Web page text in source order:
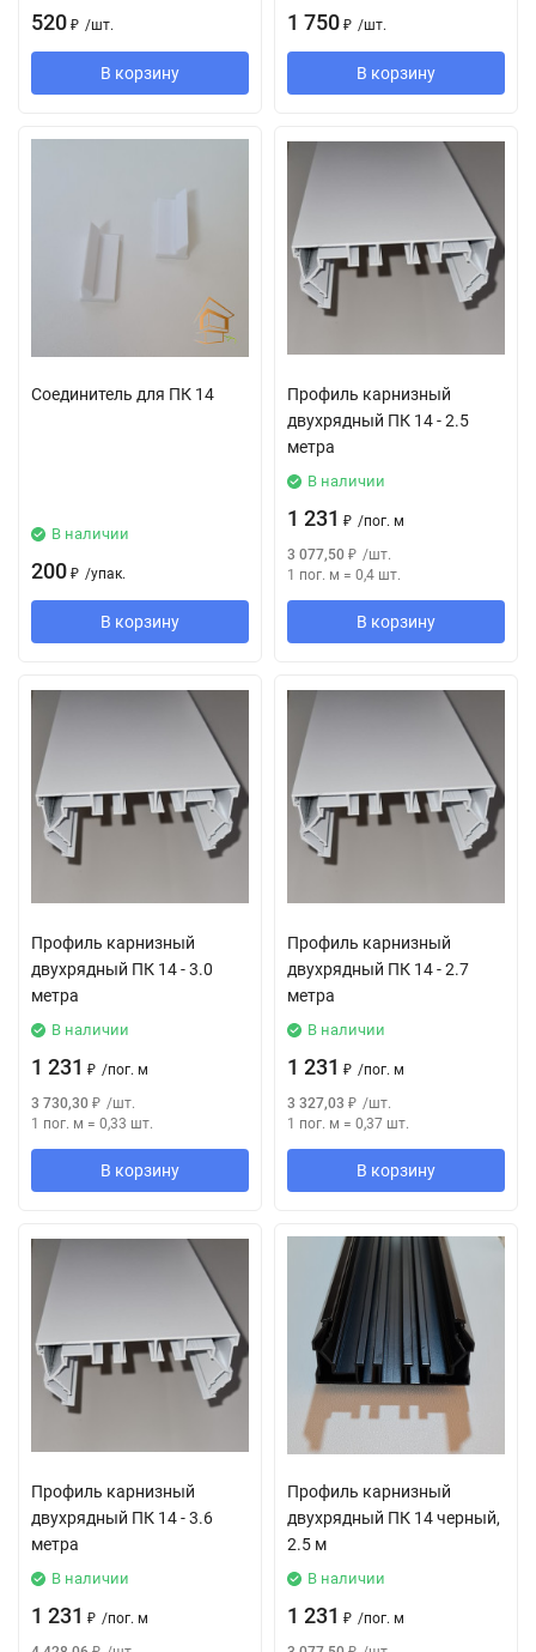
520 ₽ /шт.
В корзину
1 750 ₽ /шт.
В корзину
Соединитель для ПК 14
В наличии
200 ₽ /упак.
В корзину
Профиль карнизный
двухрядный ПК 14 - 2.5
метра
В наличии
1 231 ₽ /пог. м
3 077,50 ₽ /шт.
1 пог. м = 0,4 шт.
В корзину
Профиль карнизный
двухрядный ПК 14 - 3.0
метра
В наличии
1 231 ₽ /пог. м
3 730,30 ₽ /шт.
1 пог. м = 0,33 шт.
В корзину
Профиль карнизный
двухрядный ПК 14 - 2.7
метра
В наличии
1 231 ₽ /пог. м
3 327,03 ₽ /шт.
1 пог. м = 0,37 шт.
В корзину
Профиль карнизный
двухрядный ПК 14 - 3.6
метра
В наличии
1 231 ₽ /пог. м
Профиль карнизный
двухрядный ПК 14 черный,
2.5 м
В наличии
1 231 ₽ /пог. м